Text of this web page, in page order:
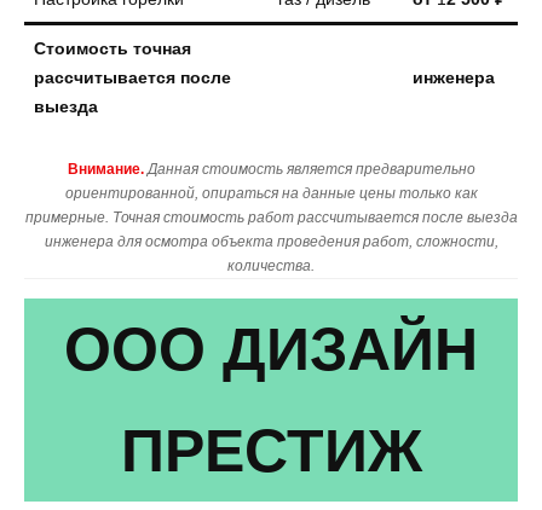
Стоимость точная
рассчитывается после
выезда
инженера
Внимание. Данная стоимость является предварительно
ориентированной, опираться на данные цены только как
примерные. Точная стоимость работ рассчитывается после выезда
инженера для осмотра объекта проведения работ, сложности,
количества.
ООО ДИЗАЙН
ПРЕСТИЖ